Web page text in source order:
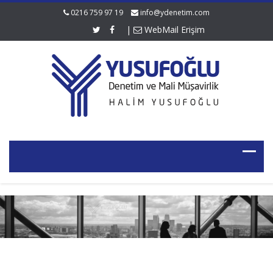
0216 759 97 19 info@ydenetim.com
| WebMail Erişim